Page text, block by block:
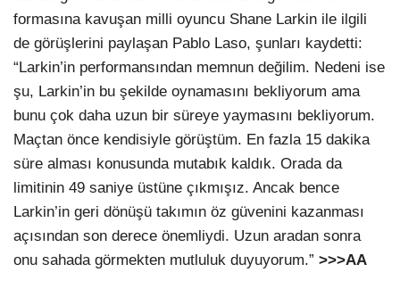
formasına kavuşan milli oyuncu Shane Larkin ile ilgili
de görüşlerini paylaşan Pablo Laso, şunları kaydetti:
“Larkin’in performansından memnun değilim. Nedeni ise
şu, Larkin’in bu şekilde oynamasını bekliyorum ama
bunu çok daha uzun bir süreye yaymasını bekliyorum.
Maçtan önce kendisiyle görüştüm. En fazla 15 dakika
süre alması konusunda mutabık kaldık. Orada da
limitinin 49 saniye üstüne çıkmışız. Ancak bence
Larkin’in geri dönüşü takımın öz güvenini kazanması
açısından son derece önemliydi. Uzun aradan sonra
onu sahada görmekten mutluluk duyuyorum.” >>>AA